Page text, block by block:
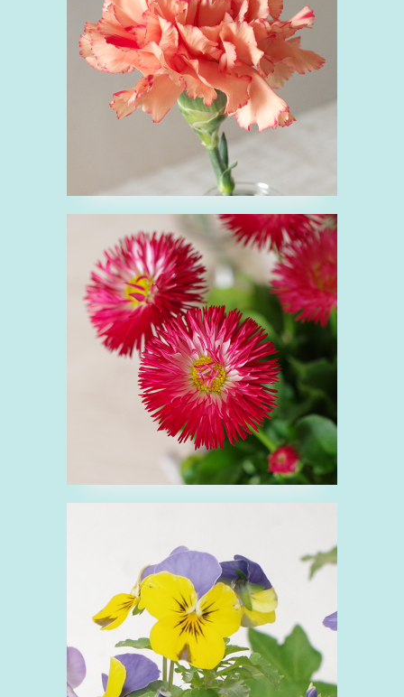
オレンジ ナデシコ科 ピンク
白
緑 花
■デージー（デイジ
ー）
で
ヒナギク科 花 赤
オレンジ
スミレ科 ピンク
黄